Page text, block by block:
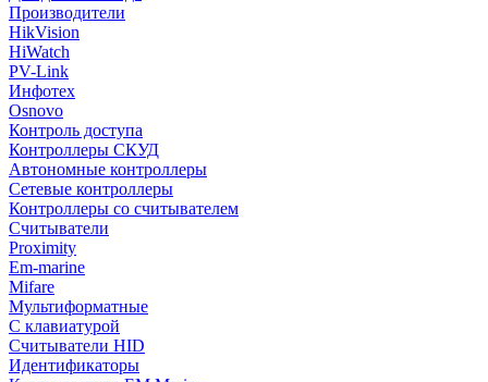
Производители
HikVision
HiWatch
PV-Link
Инфотех
Osnovo
Контроль доступа
Контроллеры СКУД
Автономные контроллеры
Сетевые контроллеры
Контроллеры со считывателем
Считыватели
Proximity
Em-marine
Mifare
Мультиформатные
С клавиатурой
Считыватели HID
Идентификаторы